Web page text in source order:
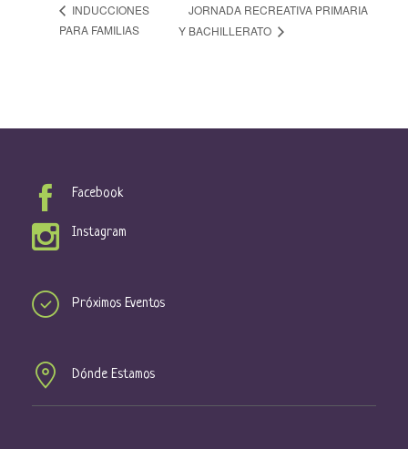
INDUCCIONES
PARA FAMILIAS
JORNADA RECREATIVA PRIMARIA
Y BACHILLERATO
Facebook
Instagram
Próximos Eventos
Dónde Estamos